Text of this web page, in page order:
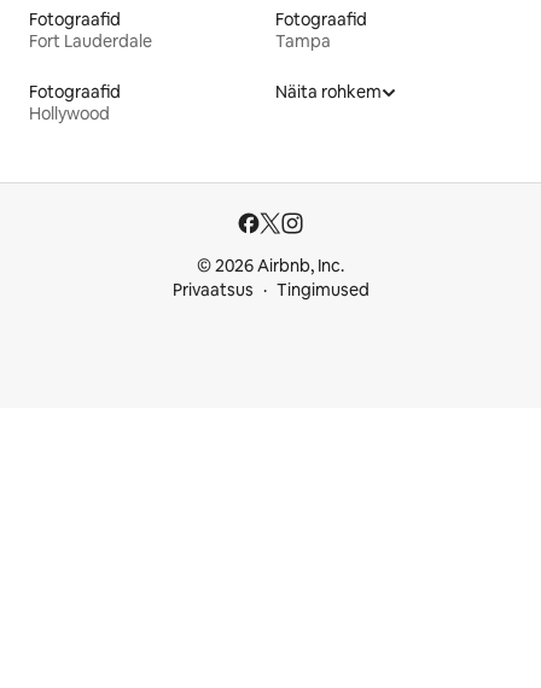
Fotograafid
Fort Lauderdale
Fotograafid
Tampa
Fotograafid
Hollywood
Näita rohkem
© 2026 Airbnb, Inc.
Privaatsus
Tingimused